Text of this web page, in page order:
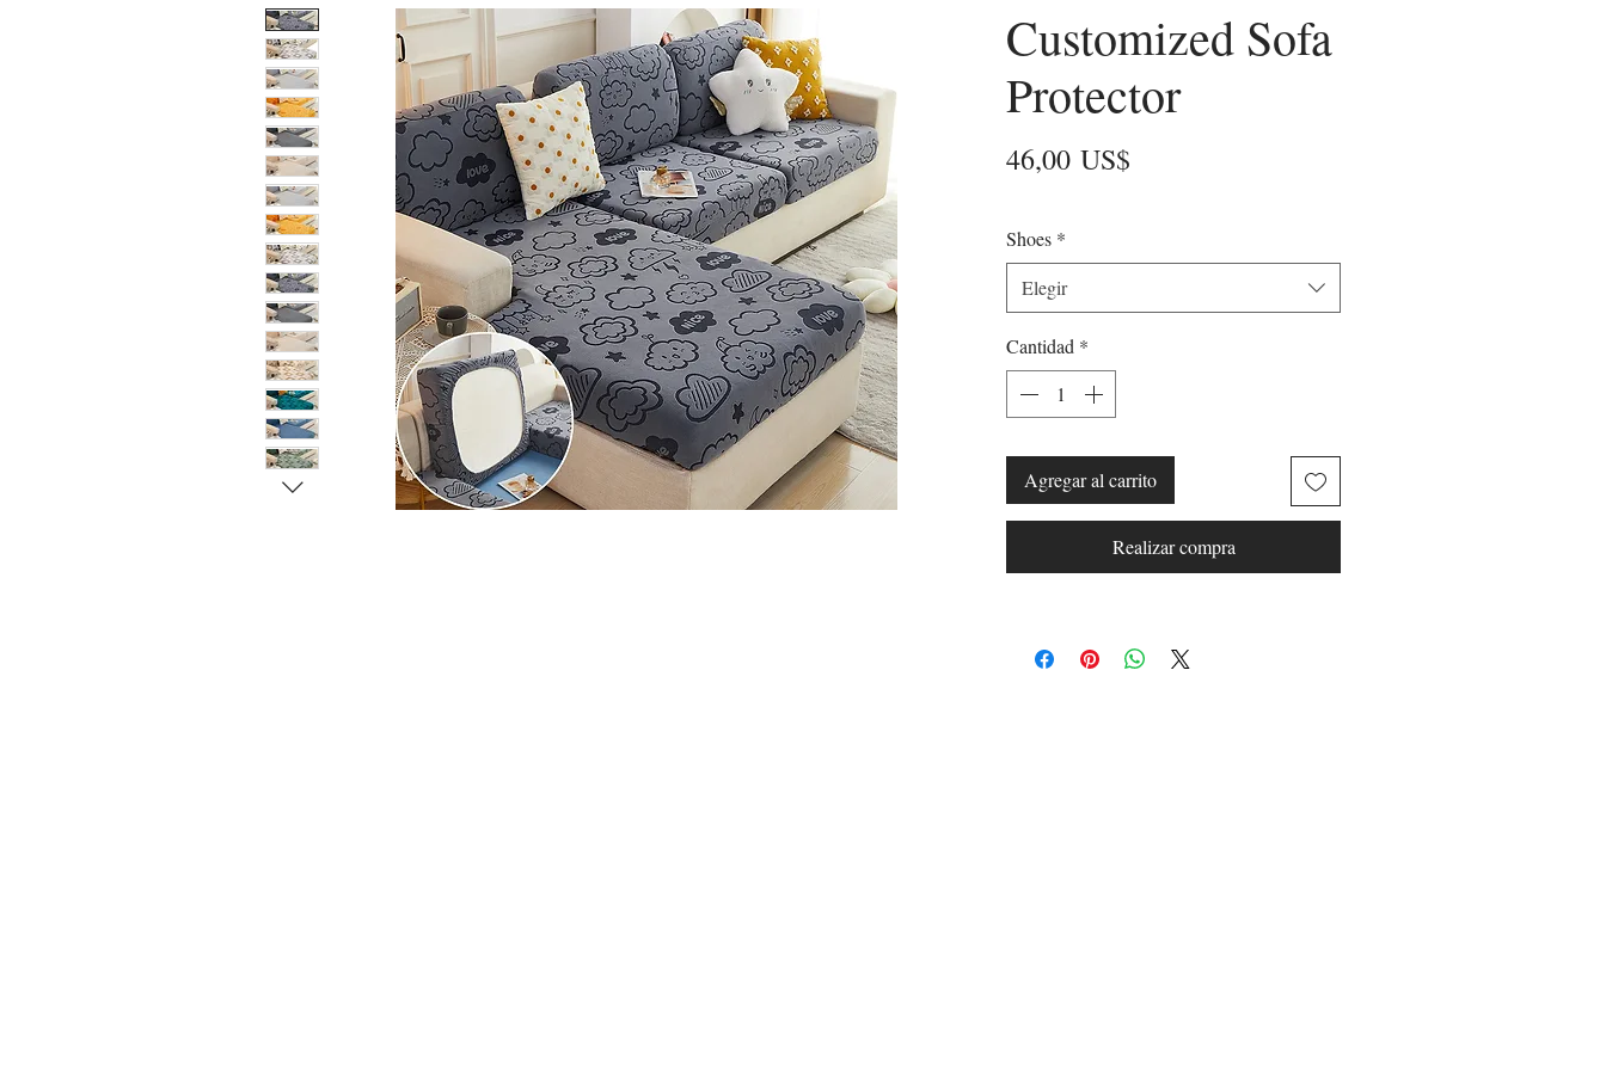
Customized Sofa
Protector
46,00 US$
Shoes *
Elegir
Cantidad *
Agregar al carrito
Realizar compra